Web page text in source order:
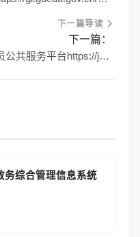
下一篇导读
下一篇：
新疆生产建设兵团专业技术人员公共服务平台https://jxjy.xjbthrss.cn/
务综合管理信息系统